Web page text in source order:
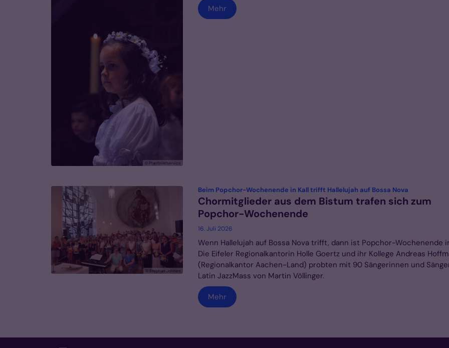
© Pfarrbriefservice
Mehr
© Stephan Johnen
Beim Popchor-Wochenende in Kall trifft Hallelujah auf Bossa Nova:
Chormitglieder aus dem Bistum trafen sich zum
Popchor-Wochenende
16. Juli 2026
Wenn Hallelujah auf Bossa Nova trifft, dann ist Popchor-Wochenende
Die Eifeler Regionalkantorin Holle Goertz und ihr Kollege Andreas
(Regionalkantor Aachen-Land) probten mit 90 Sängerinnen und
Latin JazzMass von Martin Völlinger.
Mehr